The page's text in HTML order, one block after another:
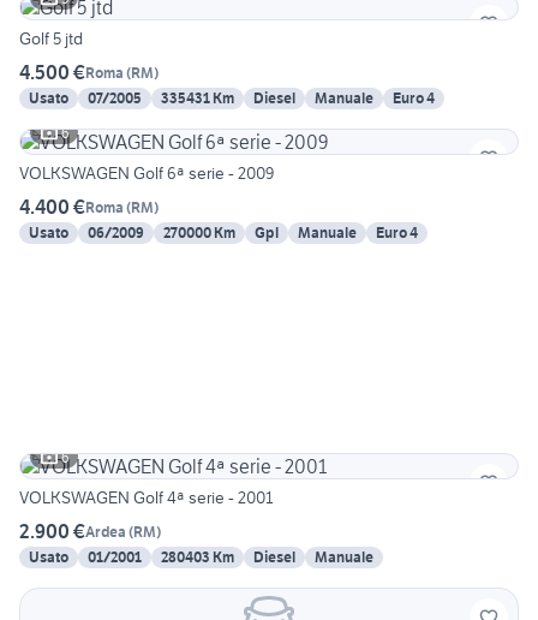
Golf 5 jtd
4.500 €Roma (RM)
Usato
07/2005 335431 Km Diesel Manuale
Euro 4
6
VOLKSWAGEN Golf 6ª serie - 2009
4.400 €Roma (RM)
Usato
06/2009 270000 Km Gpl Manuale Euro 4
6
VOLKSWAGEN Golf 4ª serie - 2001
2.900 €Ardea (RM)
Usato
01/2001 280403 Km Diesel Manuale